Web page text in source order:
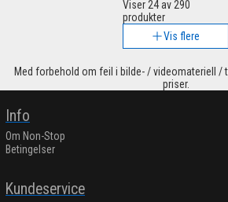
Viser 24av 290
produkter
Vis flere
Med forbehold om feil i bilde- / videomateriell /
priser.
Info
Om Non-Stop
Betingelser
Kundeservice